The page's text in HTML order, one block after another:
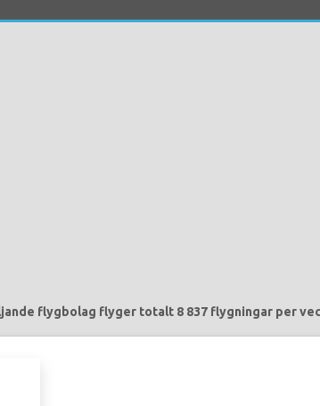
flygbolag flyger totalt 8 837 flygningar per